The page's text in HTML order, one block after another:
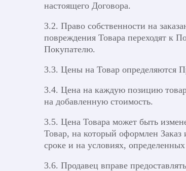
настоящего Договора.
3.2. Право собственности на
повреждения Товара переходят к
Покупателю.
3.3. Цены на Товар определяются
3.4. Цена на каждую позицию
на добавленную стоимость.
3.5. Цена Товара может быть
Товар, на который оформлен Заказ
сроке и на условиях,
3.6. Продавец вправе